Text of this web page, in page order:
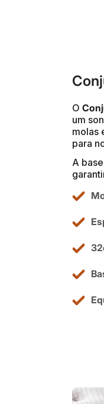
O
um
molas
para
A